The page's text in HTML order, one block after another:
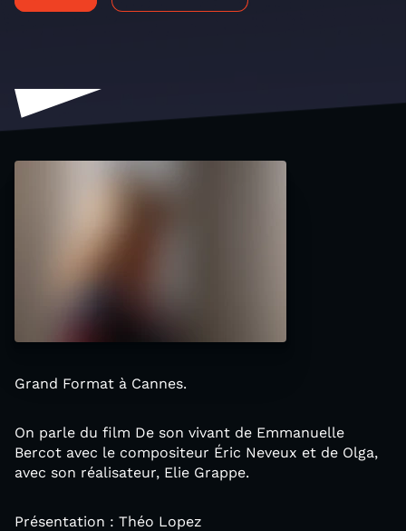
Grand Format à Cannes.
On parle du film De son vivant de Emmanuelle
Bercot avec le compositeur Éric Neveux et de Olga,
avec son réalisateur, Elie Grappe.
Présentation : Théo Lopez